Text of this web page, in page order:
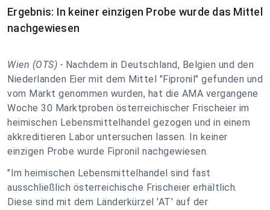
Ergebnis: In keiner einzigen Probe wurde das Mittel
nachgewiesen
Wien (OTS) - Nachdem in Deutschland, Belgien und den
Niederlanden Eier mit dem Mittel "Fipronil" gefunden und
vom Markt genommen wurden, hat die AMA vergangene
Woche 30 Marktproben österreichischer Frischeier im
heimischen Lebensmittelhandel gezogen und in einem
akkreditieren Labor untersuchen lassen. In keiner
einzigen Probe wurde Fipronil nachgewiesen.
"Im heimischen Lebensmittelhandel sind fast
ausschließlich österreichische Frischeier erhältlich.
Diese sind mit dem Länderkürzel 'AT' auf der